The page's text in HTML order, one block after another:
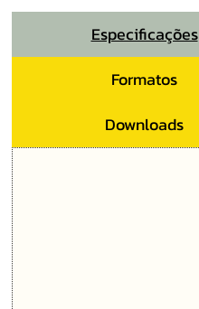
Especificações
Formatos
Downloads